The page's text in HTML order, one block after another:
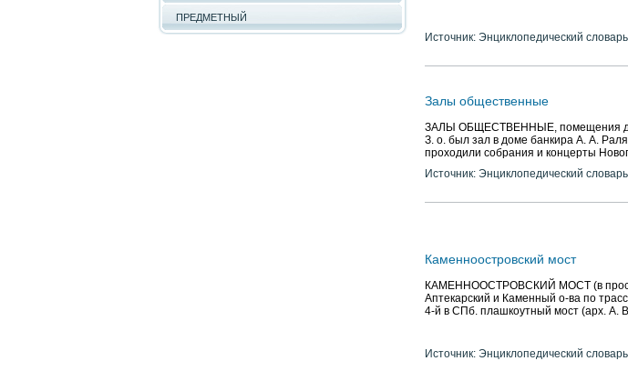
ПРЕДМЕТНЫЙ
Источник: Энциклопедический
Залы общественные
ЗАЛЫ ОБЩЕСТВЕННЫЕ, помещения
З. о. был зал в доме банкира А. А.
проходили собрания и концерты
Источник: Энциклопедический
Каменноостровский мост
КАМЕННООСТРОВСКИЙ МОСТ (в
Аптекарский и Каменный о-ва по
4-й в СПб. плашкоутный мост (арх. А.
Источник: Энциклопедический